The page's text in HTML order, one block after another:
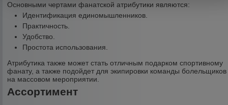
Основными чертами фанатской атрибутики являются:
Идентификация единомышленников.
Практичность.
Удобство.
Простота использования.
Атрибутика также может стать отличным подарком спортивному
фанату, а также подойдет для экипировки команды болельщиков
на массовом мероприятии.
Ассортимент